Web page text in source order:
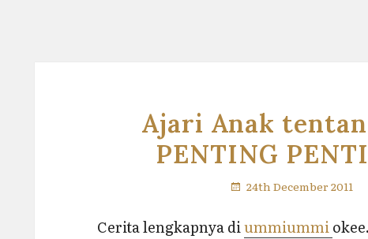
Ajari Anak
PENTING
24th December 2011
Cerita lengkapnya diummiummi